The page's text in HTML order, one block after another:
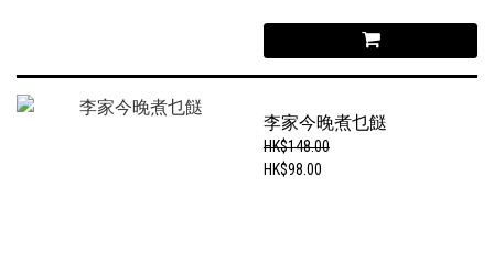
李家今晚煮乜餸
HK$148.00
HK$98.00